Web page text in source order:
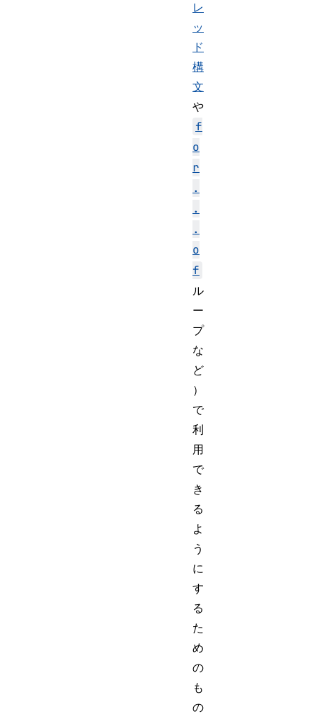
レ
ッ
ド
構
文
や
f
o
r
.
.
.
o
f
ル
ー
プ
な
ど
）
で
利
用
で
き
る
よ
う
に
す
る
た
め
の
も
の